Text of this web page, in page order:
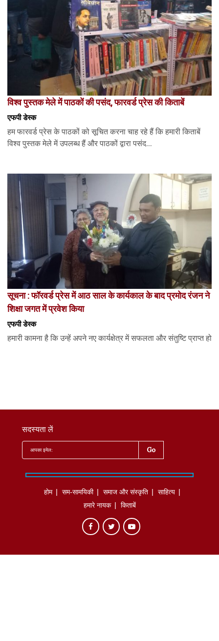
विश्व पुस्तक मेले में पाठकों की पसंद, फारवर्ड प्रेस की किताबें
एफपी डेस्‍क
हम फारवर्ड प्रेस के पाठकों को सूचित करना चाह रहे हैं कि हमारी किताबें
विश्व पुस्तक मेले में उपलब्ध हैं और पाठकों द्वारा पसंद...
सूचना : फॉरवर्ड प्रेस में आठ साल के कार्यकाल के बाद प्रमोद रंजन ने
शिक्षा जगत में प्रवेश किया
एफपी डेस्‍क
हमारी कामना है कि उन्हें अपने नए कार्यक्षेत्र में सफलता और संतुष्टि प्राप्त हो
सदस्यता लें
होम सम-सामयिकी समाज और संस्कृति
साहित्‍य
हमारे नायक
किताबें